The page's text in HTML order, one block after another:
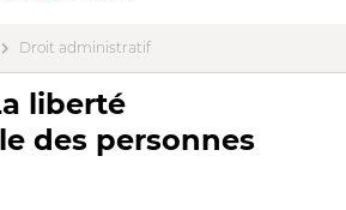
Droit administratif
liberté
des personnes